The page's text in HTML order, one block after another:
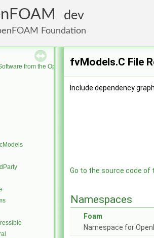
dev
Foundation
from the OpenFOAM Foundation
fvModels.C File
Include dependency
Go to the source code of
Namespaces
Foam
Namespace for